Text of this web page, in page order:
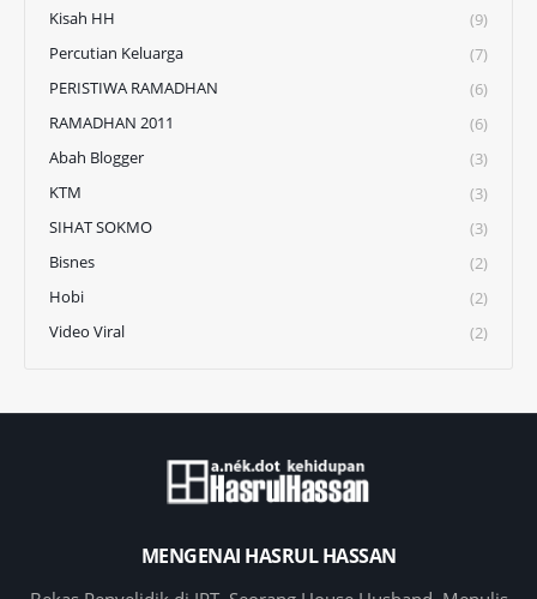
Kisah HH
(9)
Percutian Keluarga
(7)
PERISTIWA RAMADHAN
(6)
RAMADHAN 2011
(6)
Abah Blogger
(3)
KTM
(3)
SIHAT SOKMO
(3)
Bisnes
(2)
Hobi
(2)
Video Viral
(2)
MENGENAI HASRUL HASSAN